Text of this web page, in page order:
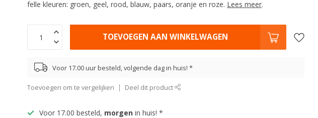
felle kleuren: groen, geel, rood, blauw, paars, oranje en roze. Lees meer.
TOEVOEGEN AAN WINKELWAGEN
Voor 17.00 uur besteld, volgende dag in huis! *
Toevoegen om te vergelijken Deel dit product
Voor 17.00 besteld, morgen in huis! *